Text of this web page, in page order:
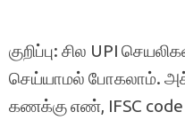
குறிப்பு: சில UPI
செய்யாமல் போகலாம்.
கணக்கு எண், IFSC code